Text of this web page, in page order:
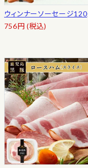
ウィンナーソーセージ
756円(税込)